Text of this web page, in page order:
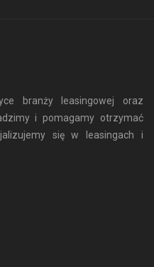
branży leasingowej oraz
i pomagamy otrzymać
się w leasingach i